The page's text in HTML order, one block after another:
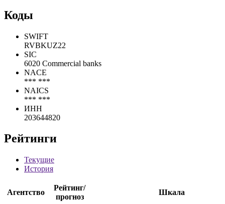
Коды
SWIFT
RVBKUZ22
SIC
6020 Commercial banks
NACE
*** ***
NAICS
*** ***
ИНН
203644820
Рейтинги
Текущие
История
Агентство
Рейтинг/
прогноз
Шкала